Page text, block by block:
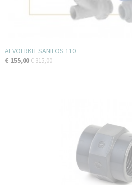
AFVOERKIT SANIFOS 110
€ 155,00€ 315,00